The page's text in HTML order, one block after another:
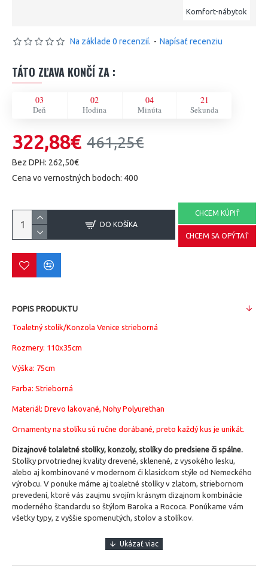
Komfort-nábytok
Na základe 0 recenzií. - Napísať recenziu
TÁTO ZĽAVA KONČÍ ZA :
03
Deň
02
Hodina
04
Minúta
21
Sekunda
322,88€ 461,25€
Bez DPH: 262,50€
Cena vo vernostných bodoch: 400
DO KOŠÍKA
CHCEM KÚPIŤ
CHCEM SA OPÝTAŤ
POPIS PRODUKTU
Toaletný stolík/Konzola Venice strieborná
Rozmery: 110x35cm
Výška: 75cm
Farba: Strieborná
Materiál: Drevo lakované, Nohy Polyurethan
Ornamenty na stolíku sú ručne dorábané, preto každý kus je unikát.
Dizajnové tolaletné stolíky, konzoly, stolíky do predsiene či spálne.
Stolíky prvotriednej kvality drevené, sklenené, z vysokého lesku,
alebo aj kombinované v modernom či klasickom stýle od Nemeckého
výrobcu. V ponuke máme aj toaletné stolíky v zlatom, striebornom
prevedení, ktoré vás zaujmu svojím krásnym dizajnom kombinácie
moderného štandardu so štýlom Baroka a Rococa. Ponúkame vám
všetky typy, z vyššie spomenutých, stolov a stolíkov.